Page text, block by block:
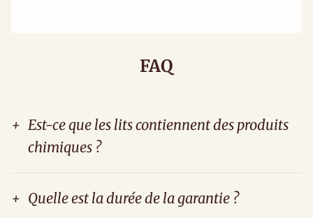
FAQ
+ Est-ce que les lits contiennent des produits
chimiques ?
+ Quelle est la durée de la garantie ?